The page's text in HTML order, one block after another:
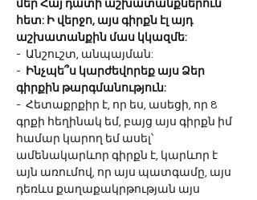
մեր Հայ դատի աշխատանքներուն
հետ: Ի վերջո, այս գիրքն էլ այդ
աշխատանքին մաս կկազմե:
-  Անշուշտ, անպայման:
-
Ինչպե՞ս կարժեվորեք այս Ձեր
գիրքին թարգմանություն:
-  Հետաքրքիր է, որ ես, ասեցի, որ 8
գրքի հեղինակ եմ, բայց այս գիրքն իմ
համար կարող եմ ասել՝
ամենակարևոր գիրքն է, կարևոր է
այն առումով, որ այս պատգամը, այս
դեռևս քաղաքակրթության այս